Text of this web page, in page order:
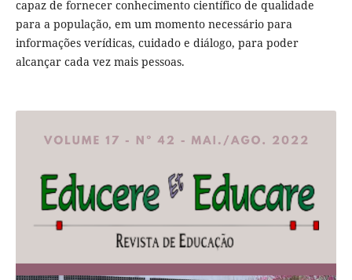
capaz de fornecer conhecimento científico de qualidade
para a população, em um momento necessário para
informações verídicas, cuidado e diálogo, para poder
alcançar cada vez mais pessoas.